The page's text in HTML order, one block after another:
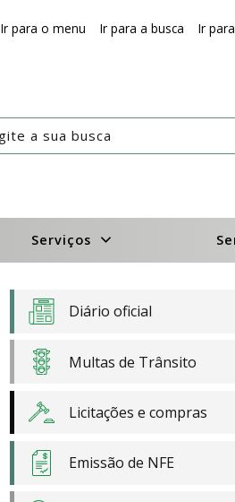
Ir para o menu Ir para a busca Ir
Serviços
Diário oficial
Multas de Trânsito
Licitações e compras
Emissão de NFE